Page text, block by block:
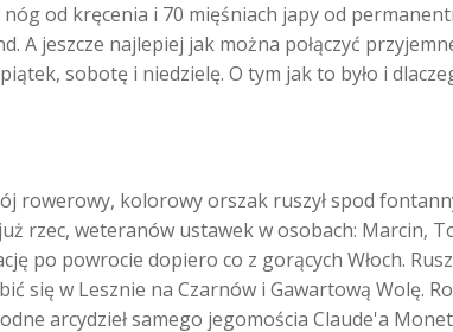
od kręcenia i 70 mięśniach japy od
A jeszcze najlepiej jak można połączyć
sobotę i niedzielę. O tym jak to było i
rowerowy, kolorowy orszak ruszył spod
rzec, weteranów ustawek w osobach: Marcin,
po powrocie dopiero co z gorących Włoch.
się w Lesznie na Czarnów i Gawartową Wolę.
arcydzieł samego jegomościa Claude'a